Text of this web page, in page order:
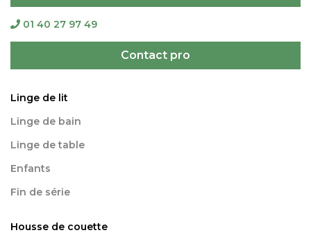
01 40 27 97 49
Contact pro
Linge de lit
Linge de bain
Linge de table
Enfants
Fin de série
Housse de couette